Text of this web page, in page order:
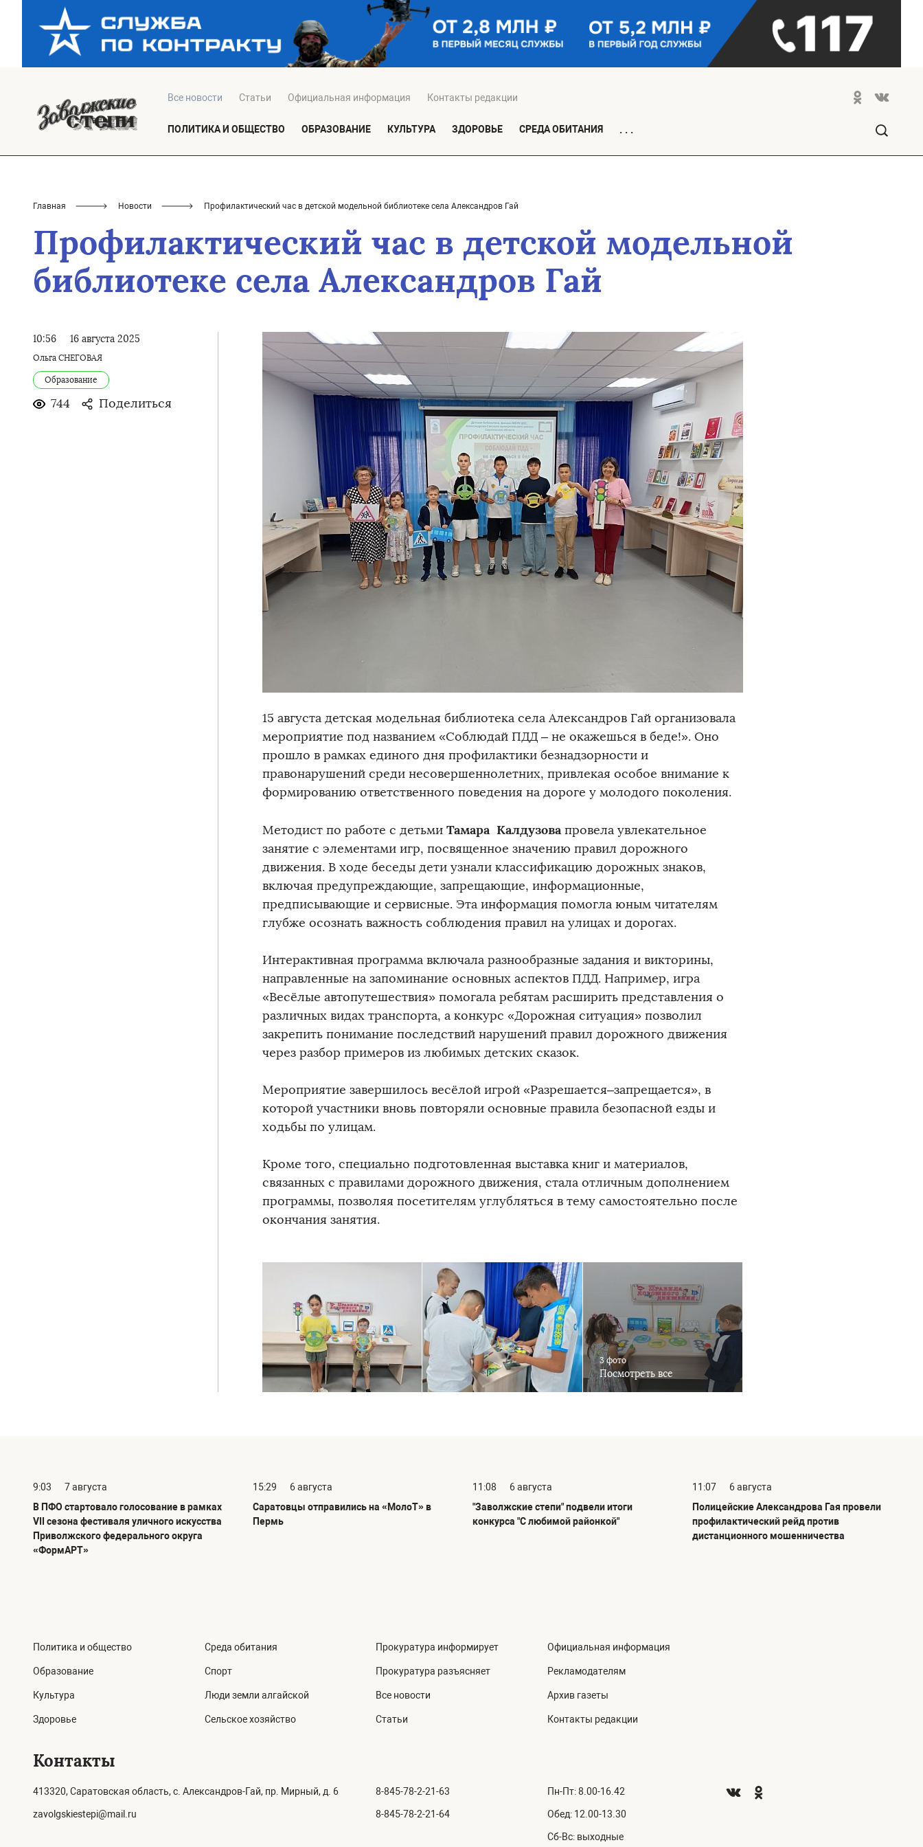
Все новости Статьи Официальная информация Контакты редакции
ПОЛИТИКА И ОБЩЕСТВО ОБРАЗОВАНИЕ КУЛЬТУРА ЗДОРОВЬЕ СРЕДА ОБИТАНИЯ . . .
Главная Новости Профилактический час в детской модельной библиотеке села Александров Гай
Профилактический час в детской модельной
библиотеке села Александров Гай
10:56 16 августа 2025
Ольга СНЕГОВАЯ
Образование
744 Поделиться
15 августа детская модельная библиотека села Александров Гай организовала
мероприятие под названием «Соблюдай ПДД – не окажешься в беде!». Оно
прошло в рамках единого дня профилактики безнадзорности и
правонарушений среди несовершеннолетних, привлекая особое внимание к
формированию ответственного поведения на дороге у молодого поколения.
Методист по работе с детьми Тамара Калдузовапровела увлекательное
занятие с элементами игр, посвященное значению правил дорожного
движения. В ходе беседы дети узнали классификацию дорожных знаков,
включая предупреждающие, запрещающие, информационные,
предписывающие и сервисные. Эта информация помогла юным читателям
глубже осознать важность соблюдения правил на улицах и дорогах.
Интерактивная программа включала разнообразные задания и викторины,
направленные на запоминание основных аспектов ПДД. Например, игра
«Весёлые автопутешествия» помогала ребятам расширить представления о
различных видах транспорта, а конкурс «Дорожная ситуация» позволил
закрепить понимание последствий нарушений правил дорожного движения
через разбор примеров из любимых детских сказок.
Мероприятие завершилось весёлой игрой «Разрешается–запрещается», в
которой участники вновь повторяли основные правила безопасной езды и
ходьбы по улицам.
Кроме того, специально подготовленная выставка книг и материалов,
связанных с правилами дорожного движения, стала отличным дополнением
программы, позволяя посетителям углубляться в тему самостоятельно после
окончания занятия.
3 фото
Посмотреть все
9:03
7 августа
В ПФО стартовало голосование в рамках
VII сезона фестиваля уличного искусства
Приволжского федерального округа
«ФормАРТ»
15:29
6 августа
Саратовцы отправились на «МолоТ» в
Пермь
11:08
6 августа
"Заволжские степи" подвели итоги
конкурса "С любимой районкой"
11:07
6 августа
Полицейские Александрова Гая провели
профилактический рейд против
дистанционного мошенничества
Политика и общество
Образование
Культура
Здоровье
Среда обитания
Спорт
Люди земли алгайской
Сельское хозяйство
Прокуратура информирует
Прокуратура разъясняет
Все новости
Статьи
Официальная информация
Рекламодателям
Архив газеты
Контакты редакции
Контакты
413320, Саратовская область, с. Александров-Гай, пр. Мирный, д. 6
zavolgskiestepi@mail.ru
8-845-78-2-21-63
8-845-78-2-21-64
Пн-Пт: 8.00-16.42
Обед: 12.00-13.30
Сб-Вс: выходные